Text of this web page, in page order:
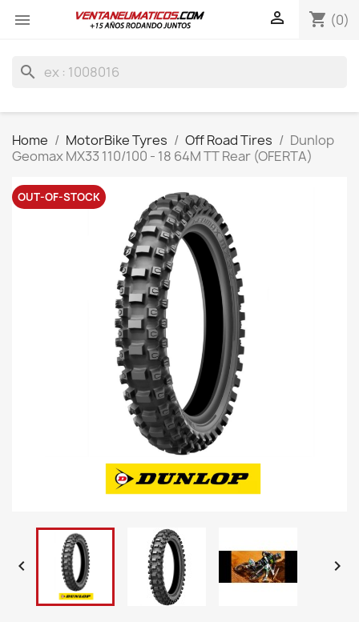
 shopping_cart (0)

search
Home MotorBike Tyres Off Road Tires
Dunlop
Geomax MX33 110/100 - 18 64M TT Rear (OFERTA)
OUT-OF-STOCK
 